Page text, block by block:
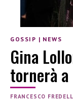
GOSSIP | NEWS
Gina
tornerà a
FRANCESCO